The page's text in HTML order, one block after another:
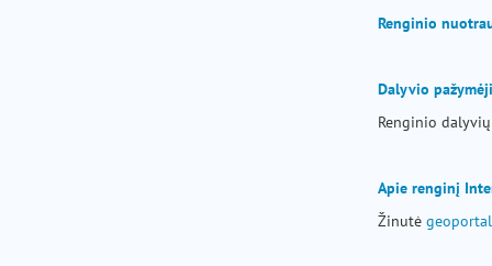
Renginio
Dalyvio
Renginio
Apie renginį
Žinutė